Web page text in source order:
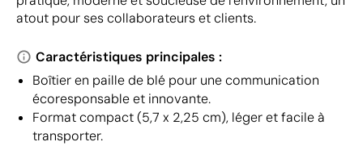
atout pour ses collaborateurs et clients.
Caractéristiques principales :
Boîtier en paille de blé pour une communication
écoresponsable et innovante.
Format compact (5,7 x 2,25 cm), léger et facile à
transporter.